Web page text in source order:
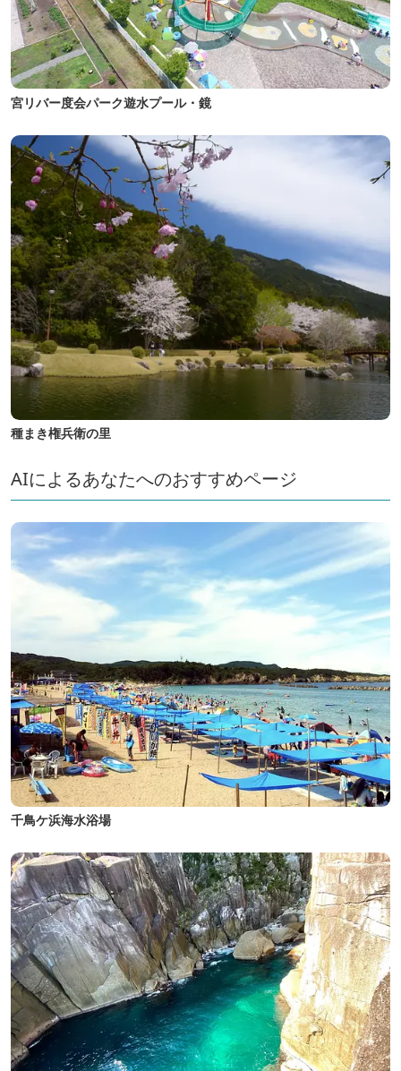
宮リバー度会パーク遊水プール・鏡
種まき権兵衛の里
AIによるあなたへのおすすめページ
千鳥ケ浜海水浴場